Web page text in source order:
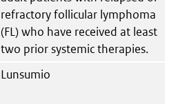
refractory follicular lymphoma
(FL) who have received at least
two prior systemic therapies.
Lunsumio